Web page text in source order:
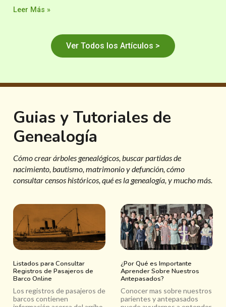
Leer Más »
Ver Todos los Artículos >
Guias y Tutoriales de
Genealogía
Cómo crear árboles genealógicos, buscar partidas de
nacimiento, bautismo, matrimonio y defunción, cómo
consultar censos históricos, qué es la genealogía, y mucho más.
Listados para Consultar
Registros de Pasajeros de
Barco Online
Los registros de pasajeros de
barcos contienen
¿Por Qué es Importante
Aprender Sobre Nuestros
Antepasados?
Conocer mas sobre nuestros
parientes y antepasados